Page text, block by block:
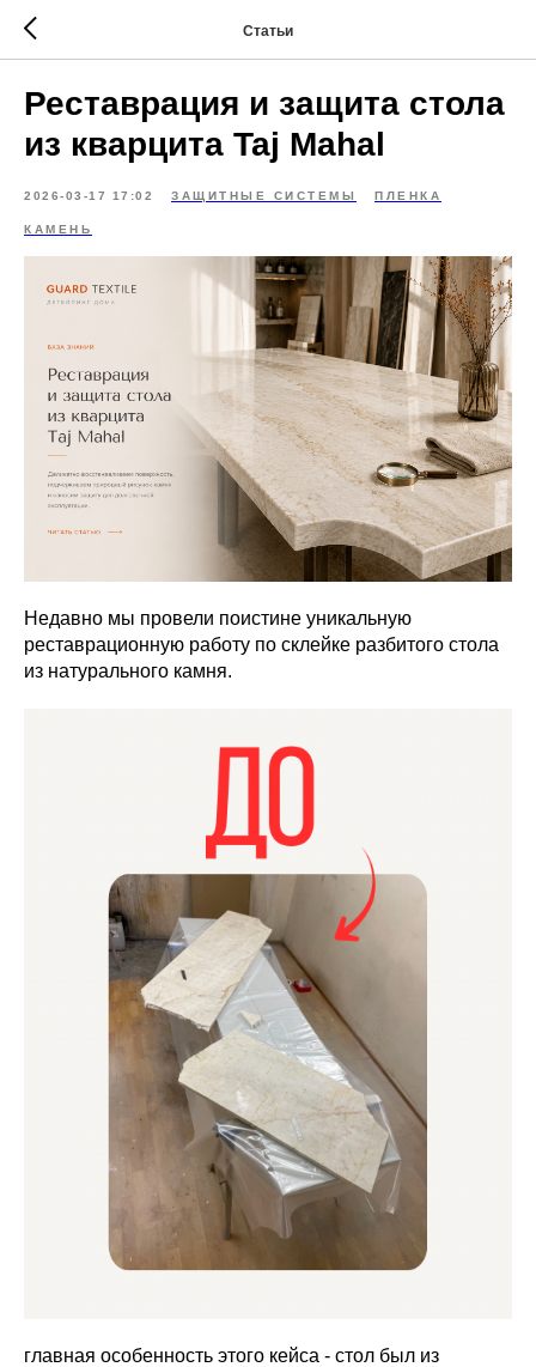
Статьи
Реставрация и защита стола
из кварцита Taj Mahal
2026-03-17 17:02 ЗАЩИТНЫЕ СИСТЕМЫ ПЛЕНКА
КАМЕНЬ
Недавно мы провели поистине уникальную
реставрационную работу по склейке разбитого стола
из натурального камня.
главная особенность этого кейса - стол был из